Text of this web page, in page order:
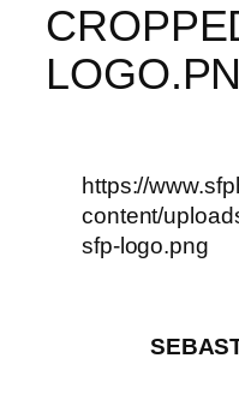
https://
content/
sfp-logo.png